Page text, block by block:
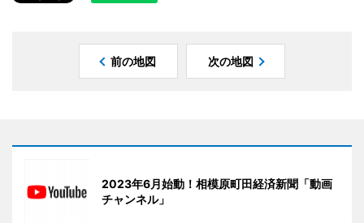
前の地図 次の地図
2023年6月始動！相模原町田経済新聞「動画
チャンネル」